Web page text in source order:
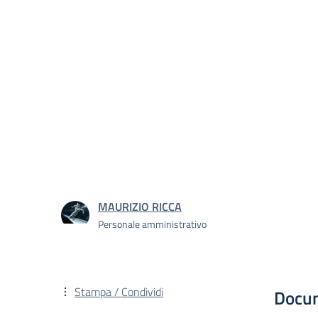
MAURIZIO RICCA
Personale amministrativo
Stampa / Condividi